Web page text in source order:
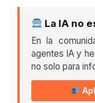
La IA no
En la
agentes IA y
no solo para